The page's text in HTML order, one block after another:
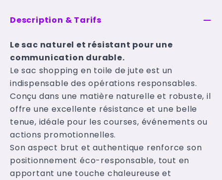
Description & Tarifs
Le sac naturel et résistant pour une
communication durable.
Le sac shopping en toile de jute est un
indispensable des opérations responsables.
Conçu dans une matière naturelle et robuste, il
offre une excellente résistance et une belle
tenue, idéale pour les courses, événements ou
actions promotionnelles.
Son aspect brut et authentique renforce son
positionnement éco-responsable, tout en
apportant une touche chaleureuse et